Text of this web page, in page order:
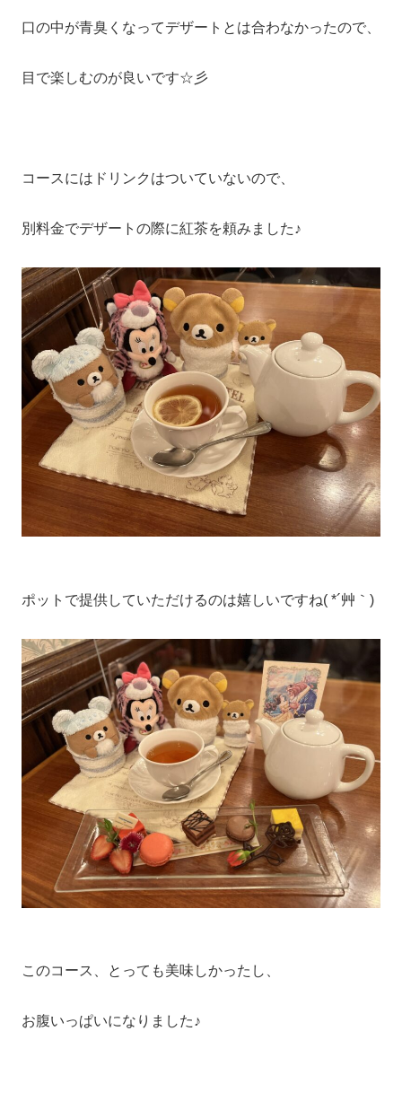
口の中が青臭くなってデザートとは合わなかったので、
目で楽しむのが良いです☆彡
コースにはドリンクはついていないので、
別料金でデザートの際に紅茶を頼みました♪
ポットで提供していただけるのは嬉しいですね( *´艸｀)
このコース、とっても美味しかったし、
お腹いっぱいになりました♪